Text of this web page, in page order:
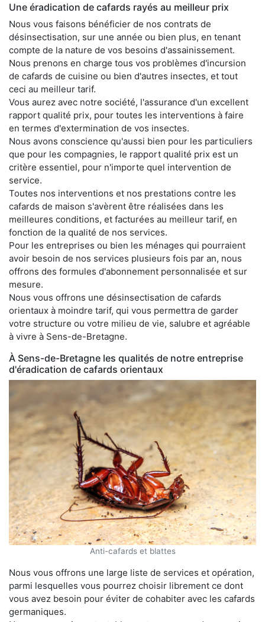
Une éradication de cafards rayés au meilleur prix
Nous vous faisons bénéficier de nos contrats de
désinsectisation, sur une année ou bien plus, en tenant
compte de la nature de vos besoins d'assainissement.
Nous prenons en charge tous vos problèmes d'incursion
de cafards de cuisine ou bien d'autres insectes, et tout
ceci au meilleur tarif.
Vous aurez avec notre société, l'assurance d'un excellent
rapport qualité prix, pour toutes les interventions à faire
en termes d'extermination de vos insectes.
Nous avons conscience qu'aussi bien pour les particuliers
que pour les compagnies, le rapport qualité prix est un
critère essentiel, pour n'importe quel intervention de
service.
Toutes nos interventions et nos prestations contre les
cafards de maison s'avèrent être réalisées dans les
meilleures conditions, et facturées au meilleur tarif, en
fonction de la qualité de nos services.
Pour les entreprises ou bien les ménages qui pourraient
avoir besoin de nos services plusieurs fois par an, nous
offrons des formules d'abonnement personnalisée et sur
mesure.
Nous vous offrons une désinsectisation de cafards
orientaux à moindre tarif, qui vous permettra de garder
votre structure ou votre milieu de vie, salubre et agréable
à vivre à Sens-de-Bretagne.
À Sens-de-Bretagne les qualités de notre entreprise
d'éradication de cafards orientaux
Anti-cafards et blattes
Nous vous offrons une large liste de services et opération,
parmi lesquelles vous pourrez choisir librement ce dont
vous avez besoin pour éviter de cohabiter avec les cafards
germaniques.